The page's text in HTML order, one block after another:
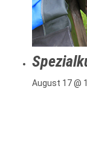
August 17 @